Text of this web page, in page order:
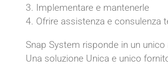
3. Implementare e mantenerle
4. Ofrire assistenza e consulenza
Snap System risponde in un
Una soluzione Unica e unico